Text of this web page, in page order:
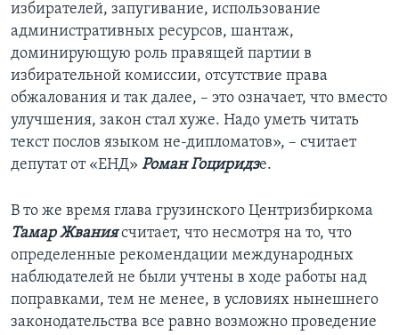
избирателей, запугивание, использование
административных ресурсов, шантаж,
доминирующую роль правящей партии в
избирательной комиссии, отсутствие права
обжалования и так далее, – это означает, что вместо
улучшения, закон стал хуже. Надо уметь читать
текст послов языком не-дипломатов», – считает
депутат от «ЕНД» Роман Гоциридзе.
В то же время глава грузинского Центризбиркома
Тамар Жваниясчитает, что несмотря на то, что
определенные рекомендации международных
наблюдателей не были учтены в ходе работы над
поправками, тем не менее, в условиях нынешнего
законодательства все равно возможно проведение